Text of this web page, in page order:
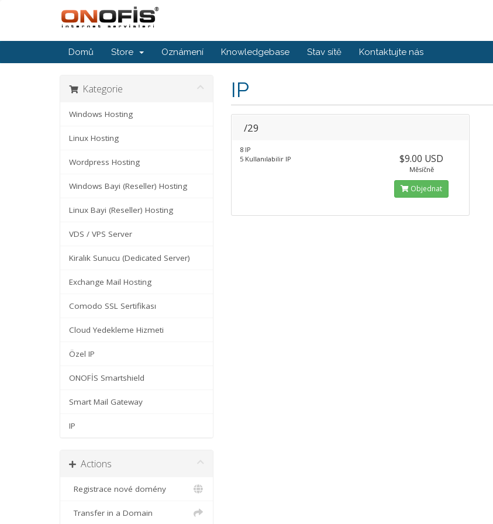
Domů Store Oznámení Knowledgebase Stav sítě Kontaktujte nás
Kategorie
Windows Hosting
Linux Hosting
Wordpress Hosting
Windows Bayi (Reseller) Hosting
Linux Bayi (Reseller) Hosting
VDS / VPS Server
Kiralık Sunucu (Dedicated Server)
Exchange Mail Hosting
Comodo SSL Sertifikası
Cloud Yedekleme Hizmeti
Özel IP
ONOFİS Smartshield
Smart Mail Gateway
IP
Actions
Registrace nové domény
Transfer in a Domain
IP
/29
8 IP
5 Kullanılabilir IP
$9.00 USD
Měsíčně
Objednat